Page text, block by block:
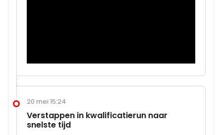
20 mei 15:24
Verstappen in kwalificatierun naar
snelste tijd